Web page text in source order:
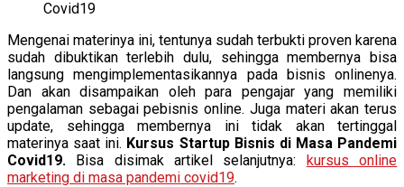
Mengenai materinya ini, tentunya sudah terbukti proven karena
sudah dibuktikan terlebih dulu, sehingga membernya bisa
langsung mengimplementasikannya pada bisnis onlinenya.
Dan akan disampaikan oleh para pengajar yang memiliki
pengalaman sebagai pebisnis online. Juga materi akan terus
update, sehingga membernya ini tidak akan tertinggal
materinya saat ini. Kursus Startup Bisnis di Masa Pandemi
Covid19. Bisa disimak artikel selanjutnya: kursus online
marketing di masa pandemi covid19.